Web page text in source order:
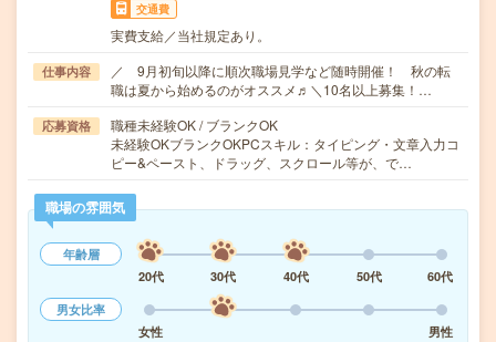
交通費
実費支給／当社規定あり。
仕事内容
／ 9月初旬以降に順次職場見学など随時開催！ 秋の転
職は夏から始めるのがオススメ♬＼10名以上募集！…
応募資格
職種未経験OK / ブランクOK
未経験OKブランクOKPCスキル：タイピング・文章入力コ
ピー&ペースト、ドラッグ、スクロール等が、で…
職場の雰囲気
年齢層
20代
30代 40代 50代
60代
男女比率
女性
男性